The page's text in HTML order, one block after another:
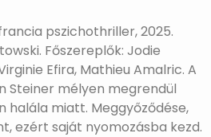
pszichothriller, 2025.
Főszereplők: Jodie
Efira, Mathieu Amalric. A
Steiner mélyen megrendül
halála miatt. Meggyőződése,
ezért saját nyomozásba kezd.